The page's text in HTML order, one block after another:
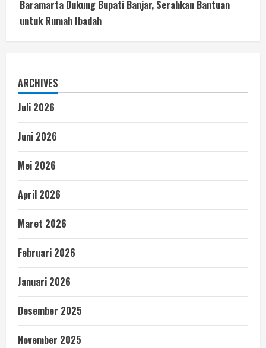
Baramarta Dukung Bupati Banjar, Serahkan Bantuan
untuk Rumah Ibadah
ARCHIVES
Juli 2026
Juni 2026
Mei 2026
April 2026
Maret 2026
Februari 2026
Januari 2026
Desember 2025
November 2025